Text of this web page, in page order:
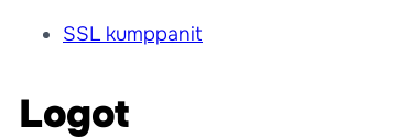
SSL kumppanit
Logot